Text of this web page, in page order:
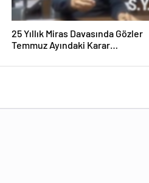
25 Yıllık Miras Davasında Gözler
Temmuz Ayındaki Karar